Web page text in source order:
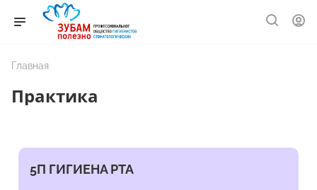
Практика
Главная
5П ГИГИЕНА РТА